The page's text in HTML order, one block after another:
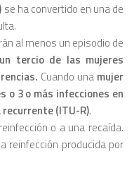
se ha convertido en una de
al menos un episodio de
un tercio de las mujeres
Cuando una mujer
o 3 o más infecciones en
recurrente (ITU-R).
o a una recaída.
reinfección producida por